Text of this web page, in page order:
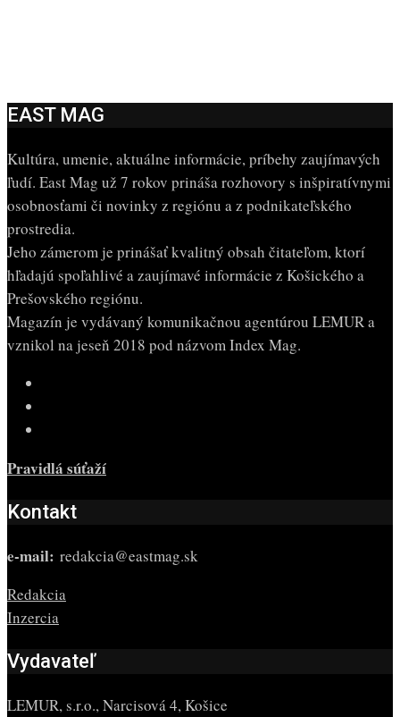
EAST MAG
Kultúra, umenie, aktuálne informácie, príbehy zaujímavých
ľudí. East Mag už 7 rokov prináša rozhovory s inšpiratívnymi
osobnosťami či novinky z regiónu a z podnikateľského
prostredia.
Jeho zámerom je prinášať kvalitný obsah čitateľom, ktorí
hľadajú spoľahlivé a zaujímavé informácie z Košického a
Prešovského regiónu.
Magazín je vydávaný komunikačnou agentúrou LEMUR a
vznikol na jeseň 2018 pod názvom Index Mag.
Pravidlá súťaží
Kontakt
e-mail: redakcia@eastmag.sk
Redakcia
Inzercia
Vydavateľ
LEMUR, s.r.o., Narcisová 4, Košice